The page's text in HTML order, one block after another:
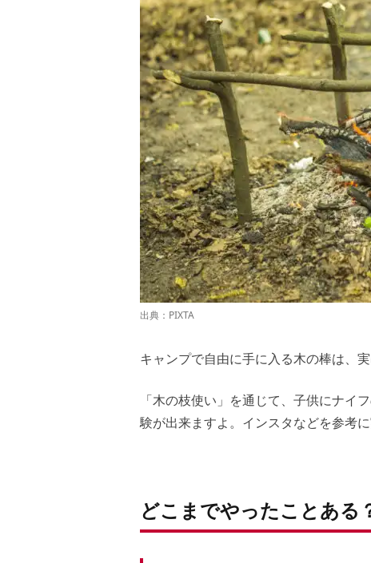
出典： PIXTA
キャンプで自由に手に入る木の棒は、
「木の枝使い」を通じて、子供にナイ
験が出来ますよ。インスタなどを参考
どこまでやったことある